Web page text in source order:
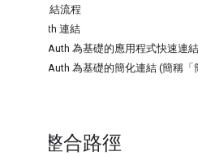
帳戶連結流程
OAuth 連結
以 OAuth 為基礎的應用程式快速連
以 OAuth 為基礎的簡化連結 (簡稱「
選擇整合路徑